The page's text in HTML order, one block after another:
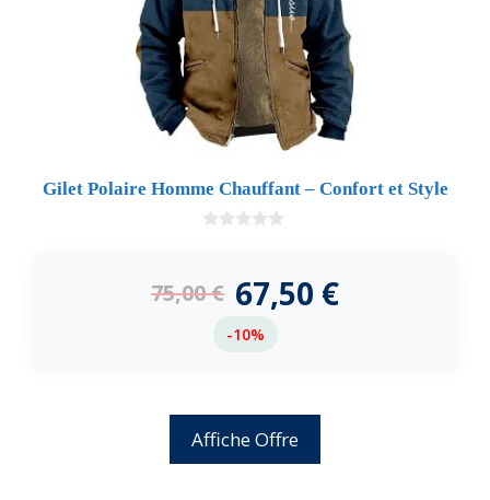
Gilet Polaire Homme Chauffant – Confort et Style
5
75,00€ 67,50 €
-10%
Affiche Offre